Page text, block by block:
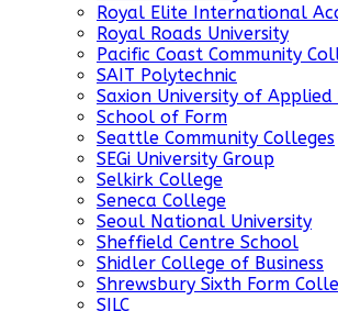
Royal Elite International
Royal Roads University
Pacific Coast Community
SAIT Polytechnic
Saxion University of Applied
School of Form
Seattle Community Colleges
SEGi University Group
Selkirk College
Seneca College
Seoul National University
Sheffield Centre School
Shidler College of Business
Shrewsbury Sixth Form
SILC